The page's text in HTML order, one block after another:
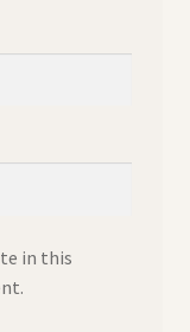
in this